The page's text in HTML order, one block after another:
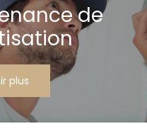
de
plus